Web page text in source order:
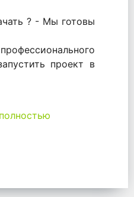
? - Мы готовы
проект в
пластик.
активное
этого рынка в
мы перешли в